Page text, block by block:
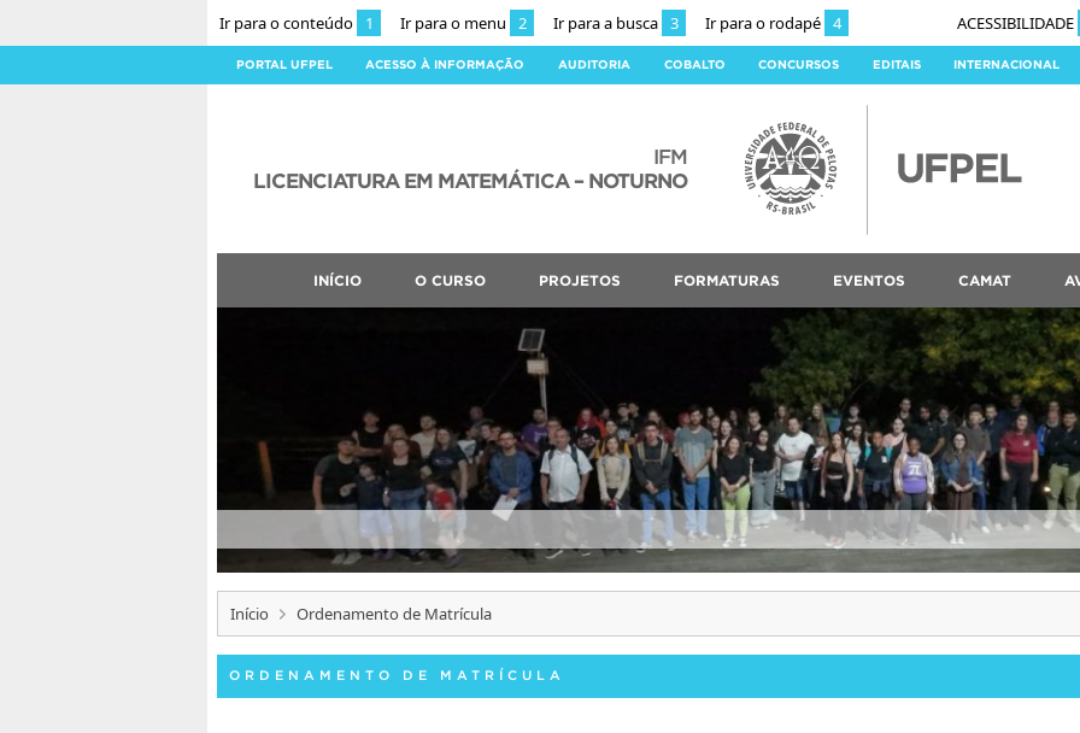
Ir para o conteúdo 1 Ir para o menu 2 Ir para a busca 3 Ir para o rodapé 4 ACESSIBILIDADE
PORTAL UFPEL ACESSO À INFORMAÇÃO AUDITORIA COBALTO CONCURSOS EDITAIS INTERNACIONAL
IFM
LICENCIATURA EM MATEMÁTICA – NOTURNO
INÍCIO O CURSO PROJETOS FORMATURAS EVENTOS CAMAT
Início Ordenamento de Matrícula
ORDENAMENTO DE MATRÍCULA